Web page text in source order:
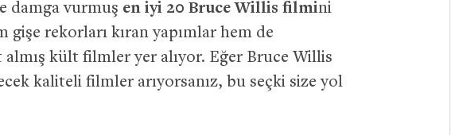
damga vurmuş en iyi 20 Bruce Willis filmini
gişe rekorları kıran yapımlar hem de
kült filmler yer alıyor. Eğer Bruce Willis
kaliteli filmler arıyorsanız, bu seçki size yol